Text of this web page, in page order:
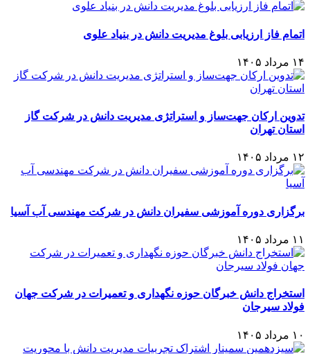
اتمام فاز ارزیابی بلوغ مدیریت دانش در بنیاد علوی
۱۴ مرداد ۱۴۰۵
تدوین ارکان جهت‌ساز و استراتژی مدیریت دانش در شرکت گاز
استان تهران
۱۲ مرداد ۱۴۰۵
برگزاری دوره آموزشی سفیران دانش در شرکت مهندسی آب آسیا
۱۱ مرداد ۱۴۰۵
استخراج دانش خبرگان حوزه نگهداری و تعمیرات در شرکت جهان
فولاد سیرجان
۱۰ مرداد ۱۴۰۵